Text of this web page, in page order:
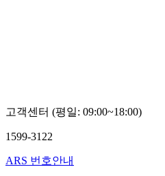
고객센터 (평일: 09:00~18:00)
1599-3122
ARS 번호안내